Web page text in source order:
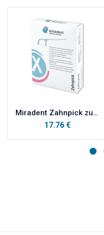
Miradent Zahnpick zubna čačkalica 100kom
17.76 €